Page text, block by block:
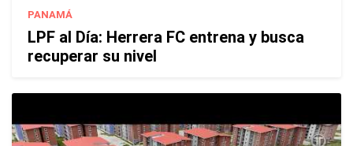
PANAMÁ
LPF al Día: Herrera FC entrena y busca
recuperar su nivel